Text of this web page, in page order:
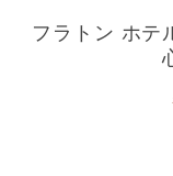
フラトン ホテ